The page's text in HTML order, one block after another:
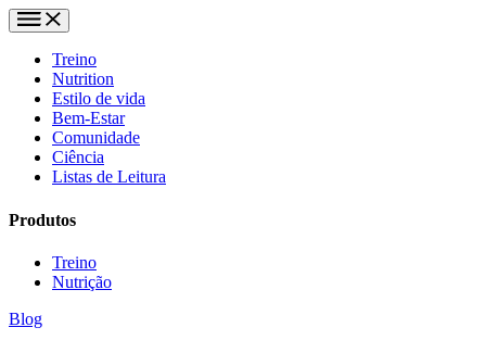
Treino
Nutrition
Estilo de vida
Bem-Estar
Comunidade
Ciência
Listas de Leitura
Produtos
Treino
Nutrição
Blog